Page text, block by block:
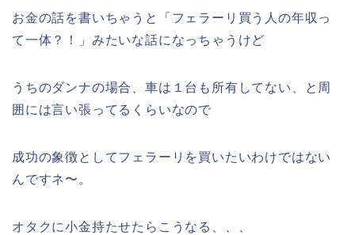
お金の話を書いちゃうと「フェラーリ買う人の年収っ
て一体？！」みたいな話になっちゃうけど
うちのダンナの場合、車は１台も所有してない、と周
囲には言い張ってるくらいなので
成功の象徴としてフェラーリを買いたいわけではない
んですネ〜。
オタクに小金持たせたらこうなる、、、